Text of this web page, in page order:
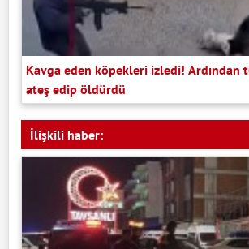
Kavga eden köpekleri izledi! Ardından
ateş edip öldürdü
İlişkili haber: